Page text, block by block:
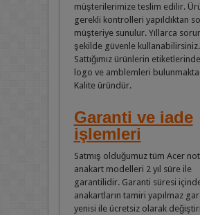
müşterilerimize teslim edilir.
gerekli kontrolleri yapıldıktan
müşteriye sunulur. Yıllarca
şekilde güvenle kullanabilirsiniz.
Sattığımız ürünlerin
logo ve amblemleri
Kalite üründür.
Garanti ve iade
işlemleri
Satmış olduğumuz tüm Acer
anakart modelleri 2 yıl süre ile
garantilidir. Garanti süresi
anakartların tamiri yapılmaz
yenisi ile ücretsiz olarak